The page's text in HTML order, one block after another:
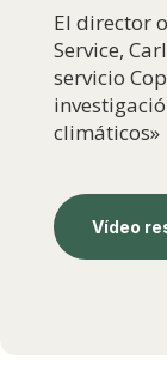
El director
Service,
servicio
climáticos»
Vídeo